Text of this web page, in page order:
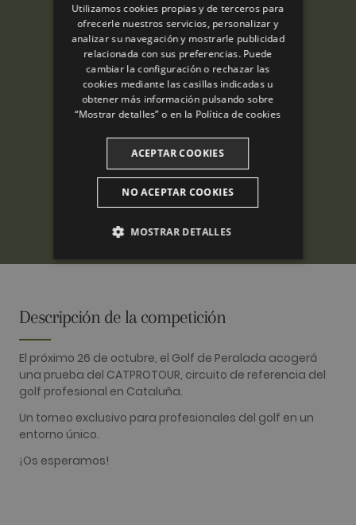
Descripción de la competición
El próximo 26 de octubre, el Golf de Peralada acogerá
una prueba del CATPROTOUR, circuito de referencia del
golf profesional en Cataluña.
Un torneo exclusivo para profesionales del golf en un
entorno único.
¡Os esperamos!
SPANISH
ENGLISH
FRENCH
CATALAN
Utilizamos cookies propias y de terceros para
ofrecerle nuestros servicios, personalizar y
analizar su navegación y mostrarle publicidad
relacionada con sus preferencias. Puede
cambiar la configuración o rechazar las
cookies mediante las casillas indicadas u
obtener más información pulsando sobre
“Mostrar detalles” o en la Política de cookies
ACEPTAR COOKIES
NO ACEPTAR COOKIES
MOSTRAR DETALLES
ANALÍTICAS
Analíticas Publicitarias Funcionalidad
los visitantes usan el sitio web. Estas cookies no